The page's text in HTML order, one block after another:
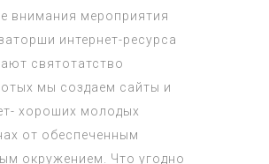
внимания мероприятия
интернет-ресурса
святотатство
мы создаем сайты и
хороших молодых
от обеспеченным
окружением. Что угодно